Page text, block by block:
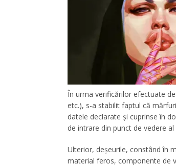
În urma verificărilor efectuate
etc.), s-a stabilit faptul că
datele declarate şi cuprinse în
de intrare din punct de vedere
Ulterior, deşeurile, constând în
material feros, componente de